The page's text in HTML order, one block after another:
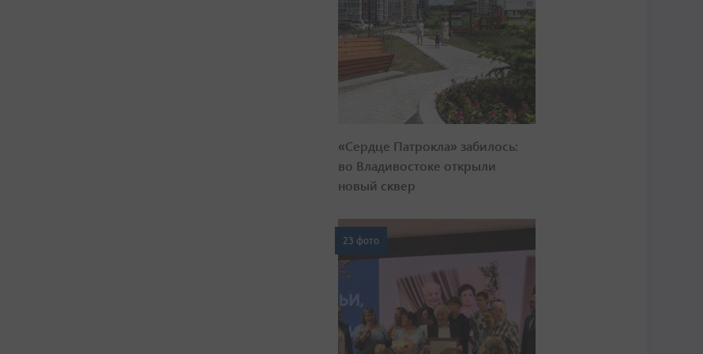
«Сердце Патрокла» забилось:
во Владивостоке открыли
новый сквер
23 фото